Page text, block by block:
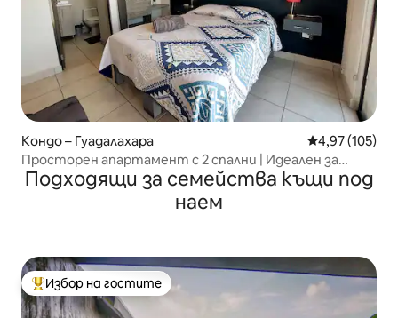
Кондо – Гуадалахара Средна
4,97 (105)
Просторен апартамент с 2 спални | Идеален за
групи
Подходящи за семейства къщи под
наем
Най-популярен избор на гостите
Избор на гостите